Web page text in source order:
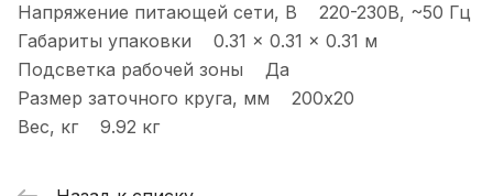
Напряжение питающей сети, В 220-230В, ~50 Гц
Габариты упаковки 0.31 × 0.31 × 0.31 м
Подсветка рабочей зоны Да
Размер заточного круга, мм 200x20
Вес, кг 9.92 кг